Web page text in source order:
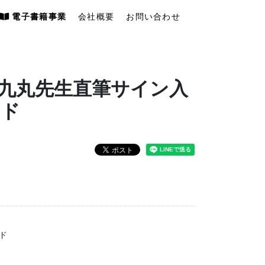
電子書籍事業 会社概要 お問い合わせ
丸先生直筆サイン入